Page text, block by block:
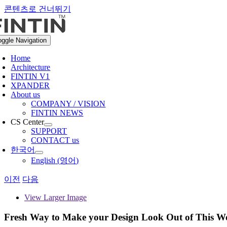
콘텐츠로 건너뛰기
Navigation
Home
Architecture
FINTIN V1
XPANDER
About us
COMPANY / VISION
FINTIN NEWS
CS Center
SUPPORT
CONTACT us
한국어
English (영어)
이전 다음
View Larger Image
Fresh Way to Make your Design Look Out of This